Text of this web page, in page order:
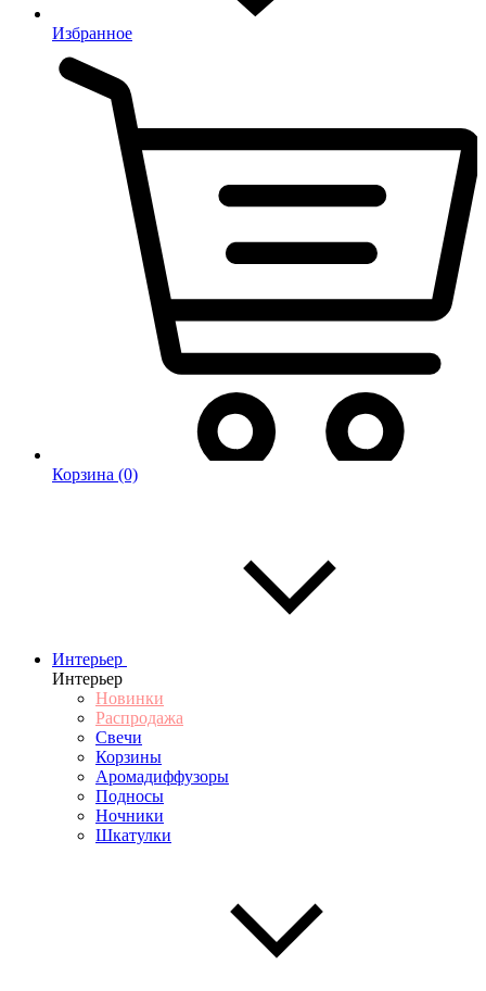
Избранное
Корзина (0)
Интерьер
Интерьер
Новинки
Распродажа
Свечи
Корзины
Аромадиффузоры
Подносы
Ночники
Шкатулки